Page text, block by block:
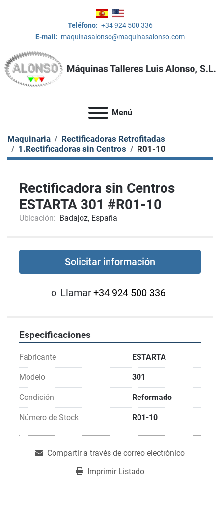
Teléfono: +34 924 500 336
E-mail: maquinasalonso@maquinasalonso.com
Menú
Maquinaria
Rectificadoras Retrofitadas
1.Rectificadoras sin Centros
R01-10
Rectificadora sin Centros
ESTARTA 301 #R01-10
Ubicación: Badajoz, España
Solicitar información
o Llamar+34 924 500 336
Especificaciones
Fabricante ESTARTA
Modelo 301
Condición Reformado
Número de Stock R01-10
Compartir a través de correo electrónico
Imprimir Listado